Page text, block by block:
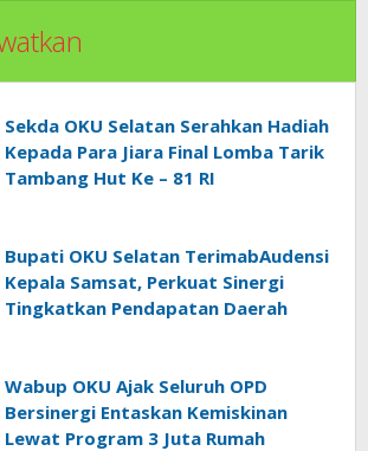
Sekda OKU Selatan Serahkan Hadiah
Kepada Para Jiara Final Lomba Tarik
Tambang Hut Ke – 81 RI
Bupati OKU Selatan TerimabAudensi
Kepala Samsat, Perkuat Sinergi
Tingkatkan Pendapatan Daerah
Wabup OKU Ajak Seluruh OPD
Bersinergi Entaskan Kemiskinan
Lewat Program 3 Juta Rumah